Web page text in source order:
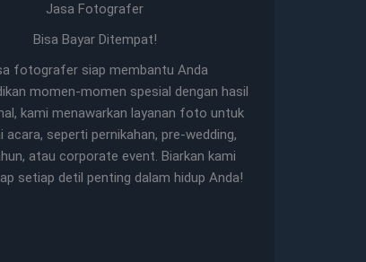
Jasa Fotografer
Bisa Bayar Ditempat!
fotografer siap membantu Anda
momen-momen spesial dengan hasil
kami menawarkan layanan foto untuk
acara, seperti pernikahan, pre-wedding,
atau corporate event. Biarkan kami
setiap detil penting dalam hidup Anda!